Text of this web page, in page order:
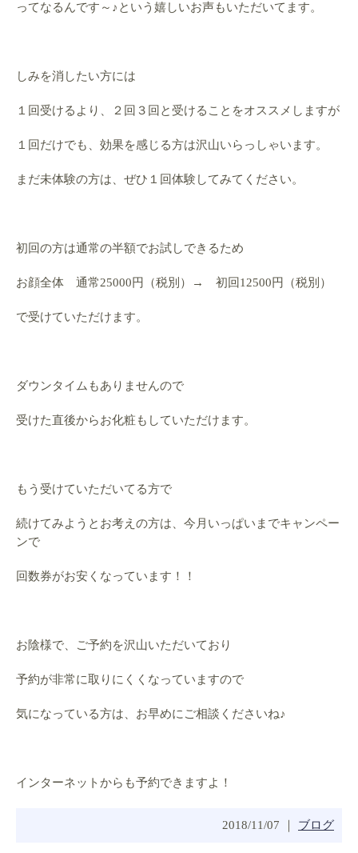
ってなるんです～♪という嬉しいお声もいただいてます。
しみを消したい方には
１回受けるより、２回３回と受けることをオススメしますが
１回だけでも、効果を感じる方は沢山いらっしゃいます。
まだ未体験の方は、ぜひ１回体験してみてください。
初回の方は通常の半額でお試しできるため
お顔全体 通常25000円（税別）→ 初回12500円（税別）
で受けていただけます。
ダウンタイムもありませんので
受けた直後からお化粧もしていただけます。
もう受けていただいてる方で
続けてみようとお考えの方は、今月いっぱいまでキャンペー
ンで
回数券がお安くなっています！！
お陰様で、ご予約を沢山いただいており
予約が非常に取りにくくなっていますので
気になっている方は、お早めにご相談くださいね♪
インターネットからも予約できますよ！
2018/11/07 ｜ ブログ